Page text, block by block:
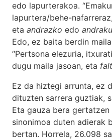
edo lapurterakoa.
lapurtera/behe-nafarreraz,
eta andrazko edo
Edo, ez baita berdin
“Pertsona elezuria,
dugu maila jasoan, eta
Ez da hiztegi arrunta, ez
dituzten sarrera guztiak,
Eta gauza bera gertatzen
sinonimoa duten adierak
bertan. Horrela, 26.098